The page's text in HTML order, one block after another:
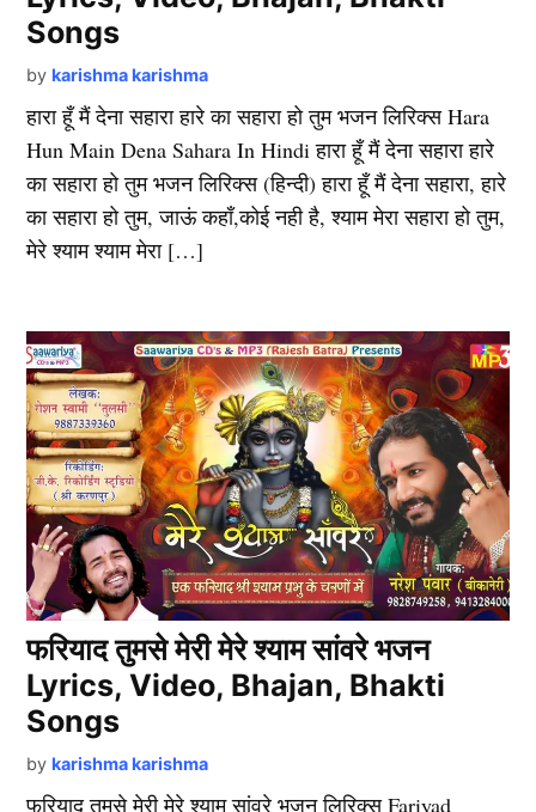
Songs
by karishma karishma
हारा हूँ मैं देना सहारा हारे का सहारा हो तुम भजन लिरिक्स Hara
Hun Main Dena Sahara In Hindi हारा हूँ मैं देना सहारा हारे
का सहारा हो तुम भजन लिरिक्स (हिन्दी) हारा हूँ मैं देना सहारा, हारे
का सहारा हो तुम, जाऊं कहाँ,कोई नही है, श्याम मेरा सहारा हो तुम,
मेरे श्याम श्याम मेरा […]
फरियाद तुमसे मेरी मेरे श्याम सांवरे भजन
Lyrics, Video, Bhajan, Bhakti
Songs
by karishma karishma
फरियाद तुमसे मेरी मेरे श्याम सांवरे भजन लिरिक्स Fariyad